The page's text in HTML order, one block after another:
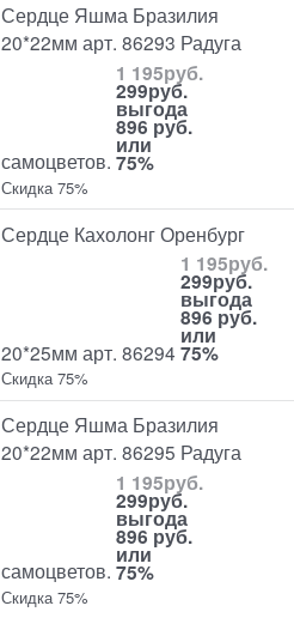
Сердце Яшма Бразилия
20*22мм арт. 86293 Радуга
самоцветов.
1 195руб.
299руб.
выгода
896 руб.
или
75%
Скидка 75%
Сердце Кахолонг Оренбург
20*25мм арт. 86294
1 195руб.
299руб.
выгода
896 руб.
или
75%
Скидка 75%
Сердце Яшма Бразилия
20*22мм арт. 86295 Радуга
самоцветов.
1 195руб.
299руб.
выгода
896 руб.
или
75%
Скидка 75%